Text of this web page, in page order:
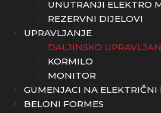
UNUTRANJI ELEKTRO
REZERVNI DIJELOVI
UPRAVLJANJE
DALJINSKO
KORMILO
MONITOR
GUMENJACI NA ELEKTRIČNI
BELONI FORMES